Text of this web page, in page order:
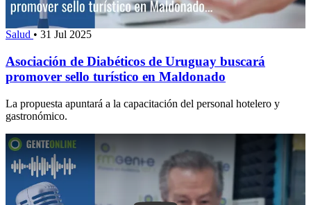
Salud • 31 Jul 2025
Asociación de Diabéticos de Uruguay buscará
promover sello turístico en Maldonado
La propuesta apuntará a la capacitación del personal hotelero y
gastronómico.